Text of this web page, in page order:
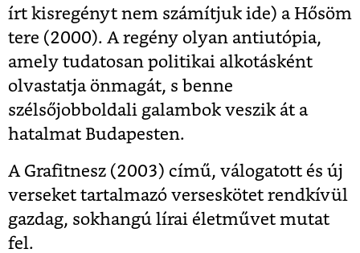
írt kisregényt nem számítjuk ide) a Hősöm
tere (2000). A regény olyan antiutópia,
amely tudatosan politikai alkotásként
olvastatja önmagát, s benne
szélsőjobboldali galambok veszik át a
hatalmat Budapesten.
A Grafitnesz (2003) című, válogatott és új
verseket tartalmazó verseskötet rendkívül
gazdag, sokhangú lírai életművet mutat
fel.